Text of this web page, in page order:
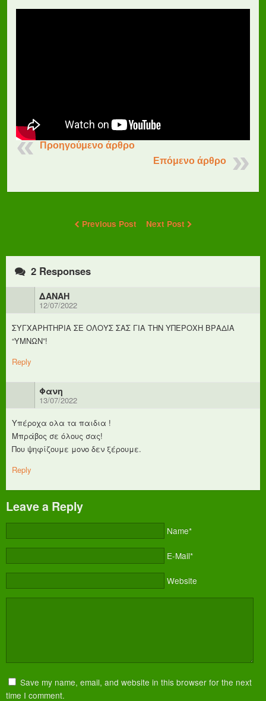
Προηγούμενο άρθρο
Επόμενο άρθρο
Previous Post Next Post
2 Responses
ΔΑΝΑΗ
12/07/2022
ΣΥΓΧΑΡΗΤΗΡΙΑ ΣΕ ΟΛΟΥΣ ΣΑΣ ΓΙΑ ΤΗΝ ΥΠΕΡΟΧΗ ΒΡΑΔΙΑ
“ΥΜΝΩΝ”!
Reply
Φανη
13/07/2022
Υπέροχα ολα τα παιδια !
Μπράβος σε όλους σας!
Που ψηφίζουμε μονο δεν ξέρουμε.
Reply
Leave a Reply
Name*
E-Mail*
Website
Save my name, email, and website in this browser for the next
time I comment.